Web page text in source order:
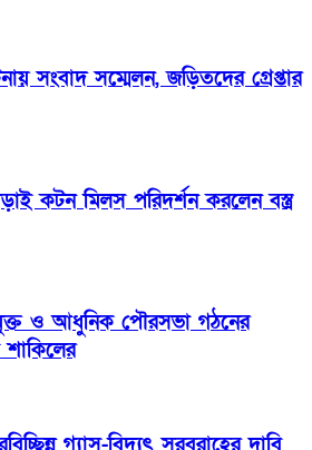
সংবাদ সম্মেলন, জড়িতদের গ্রেপ্তার
কটন মিলস পরিদর্শন করলেন বস্ত্র
ও আধুনিক পৌরসভা গঠনের